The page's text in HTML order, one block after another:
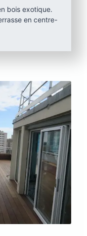
bois exotique.
en centre-